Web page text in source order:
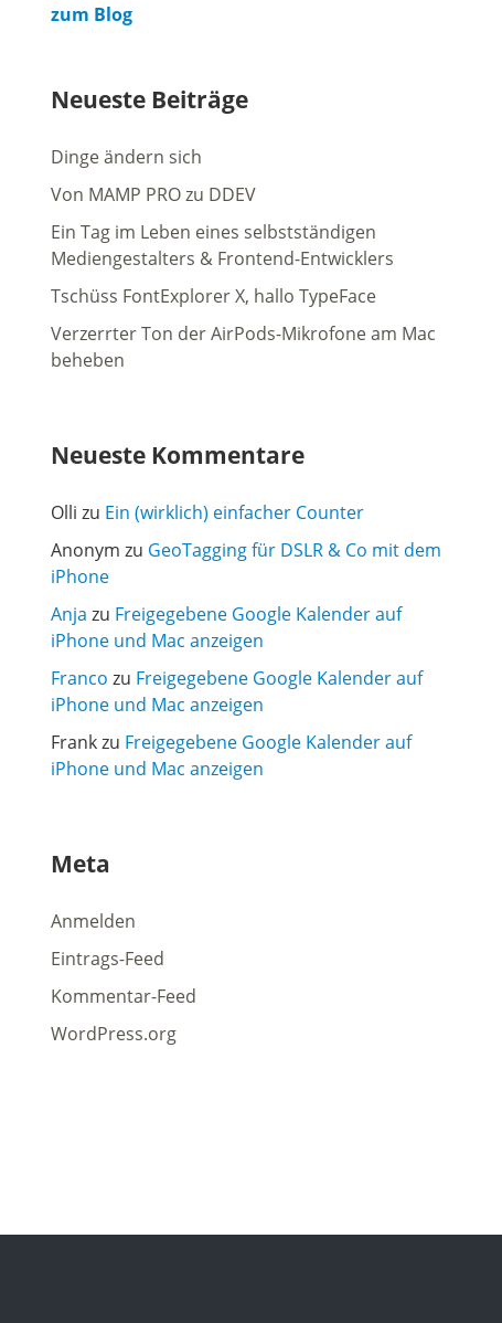
zum Blog
Neueste Beiträge
Dinge ändern sich
Von MAMP PRO zu DDEV
Ein Tag im Leben eines selbstständigen
Mediengestalters & Frontend-Entwicklers
Tschüss FontExplorer X, hallo TypeFace
Verzerrter Ton der AirPods-Mikrofone am Mac
beheben
Neueste Kommentare
Olli zu Ein (wirklich) einfacher Counter
Anonym zu GeoTagging für DSLR & Co mit dem
iPhone
Anja zu Freigegebene Google Kalender auf
iPhone und Mac anzeigen
Franco zu Freigegebene Google Kalender auf
iPhone und Mac anzeigen
Frankzu Freigegebene Google Kalender auf
iPhone und Mac anzeigen
Meta
Anmelden
Eintrags-Feed
Kommentar-Feed
WordPress.org